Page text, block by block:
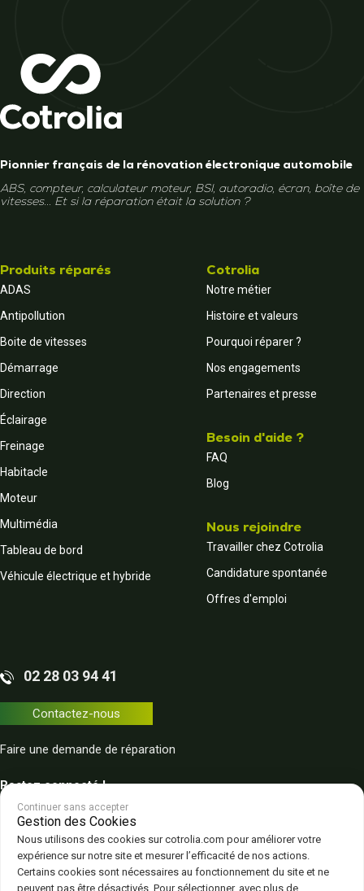
Pionnier français de la rénovation électronique automobile
ABS, compteur, calculateur moteur, BSI, autoradio, écran, boîte de
vitesses... Et si la réparation était la solution ?
Produits réparés
ADAS
Antipollution
Boite de vitesses
Démarrage
Direction
Éclairage
Freinage
Habitacle
Moteur
Multimédia
Tableau de bord
Véhicule électrique et hybride
Cotrolia
Notre métier
Histoire et valeurs
Pourquoi réparer ?
Nos engagements
Partenaires et presse
Besoin d'aide ?
FAQ
Blog
Nous rejoindre
Travailler chez Cotrolia
Candidature spontanée
Offres d'emploi
02 28 03 94 41
Contactez-nous
Faire une demande de réparation
Restez connecté !
Continuer sans accepter
Gestion des Cookies
Nous utilisons des cookies sur cotrolia.com pour améliorer votre
expérience sur notre site et mesurer l’efficacité de nos actions.
Certains cookies sont nécessaires au fonctionnement du site et ne
peuvent pas être désactivés. Pour sélectionner, avec plus de